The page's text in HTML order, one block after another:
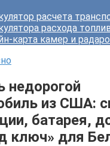
расчета
расхода
карта камер и
недорогой
из США:
батарея,
ключ» для